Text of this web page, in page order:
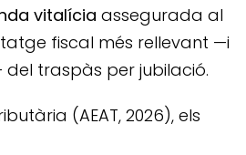
vitalícia assegurada al
fiscal més rellevant —i
traspàs per jubilació.
(AEAT, 2026), els